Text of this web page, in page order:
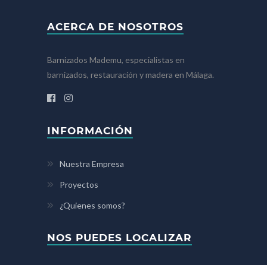
ACERCA DE NOSOTROS
Barnizados Mademu, especialistas en
barnizados, restauración y madera en Málaga.
INFORMACIÓN
Nuestra Empresa
Proyectos
¿Quienes somos?
NOS PUEDES LOCALIZAR